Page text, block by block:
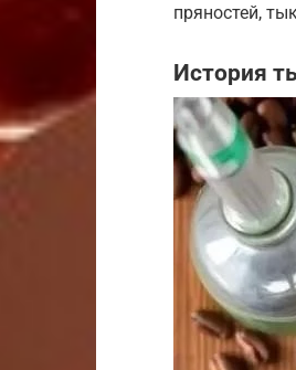
пряностей,
История